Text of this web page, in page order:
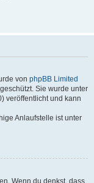
von phpBB Limited
Sie wurde unter
veröffentlicht und kann
Anlaufstelle ist unter
Wenn du denkst, dass